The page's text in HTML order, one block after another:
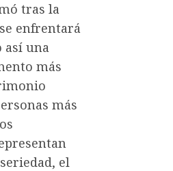
tras la
enfrentará
así una
más
más
el